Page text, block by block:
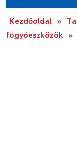
Kezdőoldal »
fogyóeszközök »